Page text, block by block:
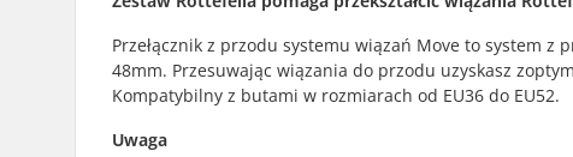
Przełącznik z przodu systemu wiązań Move to system
48mm. Przesuwając wiązania do przodu uzyskasz
Kompatybilny z butami w rozmiarach od EU36 do EU52.
Uwaga